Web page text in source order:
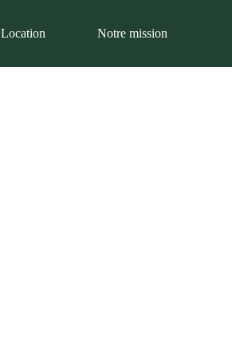
Location Notre mission